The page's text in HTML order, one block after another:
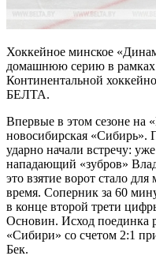
Хоккейное минское
домашнюю серию в рамках
Континентальной
БЕЛТА.
Впервые в этом сезоне на
новосибирская «Сибирь».
ударно начали встречу:
нападающий «зубров»
это взятие ворот стало
время. Соперник за 60
в конце второй трети
Основин. Исход поединка
«Сибири» со счетом 2:1
Бек.